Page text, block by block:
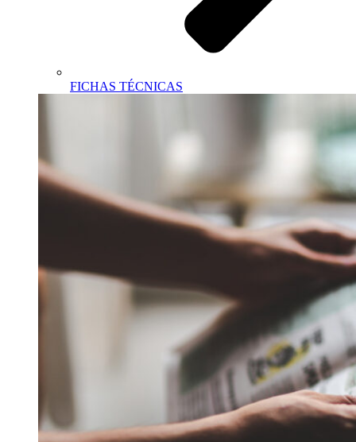
FICHAS TÉCNICAS